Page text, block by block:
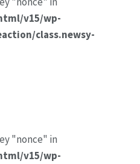
v15/wp-
class.newsy-
"nonce" in
v15/wp-